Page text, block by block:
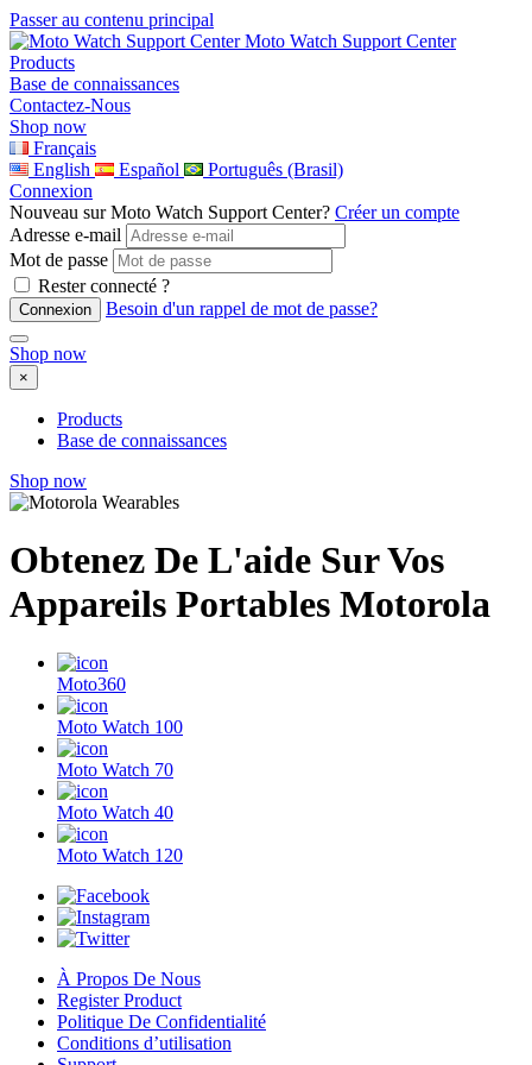
Passer au contenu principal
Moto Watch Support Center
Products
Base de connaissances
Contactez-Nous
Shop now
Français
English
Español
Português (Brasil)
Connexion
Nouveau sur Moto Watch Support Center? Créer un compte
Adresse e-mail
Mot de passe
Rester connecté ?
Besoin d'un rappel de mot de passe?
Shop now
×
Products
Base de connaissances
Shop now
Obtenez De L'aide Sur Vos
Appareils Portables Motorola
Moto360
Moto Watch 100
Moto Watch 70
Moto Watch 40
Moto Watch 120
À Propos De Nous
Register Product
Politique De Confidentialité
Conditions d’utilisation